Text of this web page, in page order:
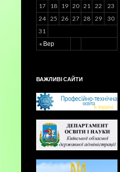
« Вер
17
18 19 20 21 22
23
24 25 26 27 28 29
30
31
ВАЖЛИВІ САЙТИ